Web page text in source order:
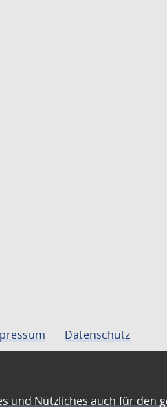
Datenschutz
und Nützliches auch für